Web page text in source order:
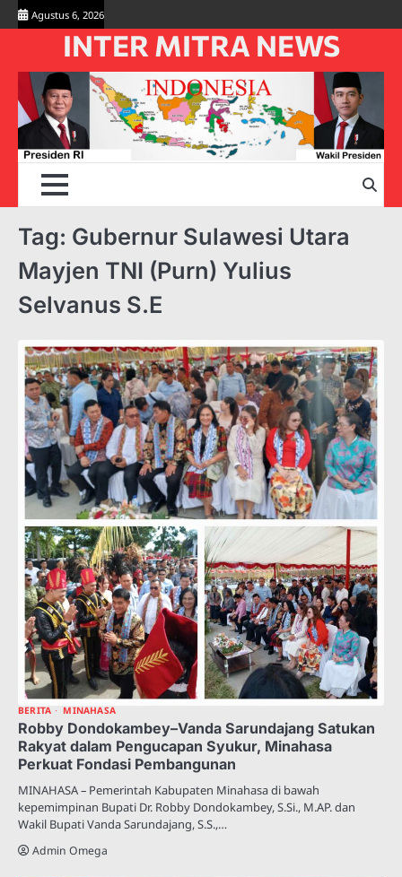
Skip
to
Agustus 6, 2026
INTER MITRA NEWS
Tag: Gubernur Sulawesi Utara
Mayjen TNI (Purn) Yulius
Selvanus S.E
BERITA MINAHASA
Robby Dondokambey–Vanda Sarundajang Satukan
Rakyat dalam Pengucapan Syukur, Minahasa
Perkuat Fondasi Pembangunan
MINAHASA – Pemerintah Kabupaten Minahasa di bawah
kepemimpinan Bupati Dr. Robby Dondokambey, S.Si., M.AP. dan
Wakil Bupati Vanda Sarundajang, S.S.,…
Admin Omega